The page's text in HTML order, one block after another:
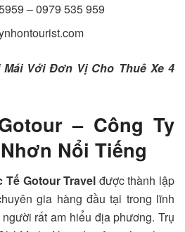
– 0979 535 959
Mái Với Đơn Vị Cho Thuê Xe 4
– Công Ty
Nổi Tiếng
Tế Gotour Travel được thành lập
gia hàng đầu tại trong lĩnh
rất am hiểu địa phương. Trụ